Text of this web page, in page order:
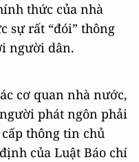
thức của nhà
sự rất “đói” thông
người dân.
cơ quan nhà nước,
phát ngôn phải
thông tin chủ
của Luật Báo chí